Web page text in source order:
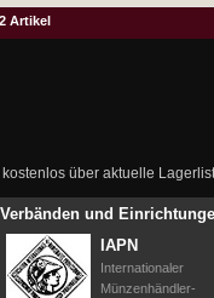
Artikel
über aktuelle
und
IAPN
Internationaler
Münzenhändler-